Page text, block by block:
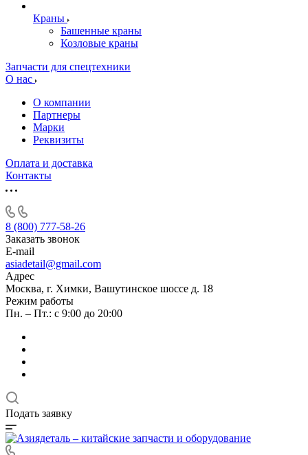
Краны
Башенные краны
Козловые краны
Запчасти для спецтехники
О нас
О компании
Партнеры
Марки
Реквизиты
Оплата и доставка
Контакты
8 (800) 777-58-26
Заказать звонок
E-mail
asiadetail@gmail.com
Адрес
Москва, г. Химки, Вашутинское шоссе д. 18
Режим работы
Пн. – Пт.: с 9:00 до 20:00
Подать заявку